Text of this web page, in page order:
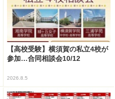
【高校受験】横須賀の私立4校が
参加…合同相談会10/12
2026.8.5